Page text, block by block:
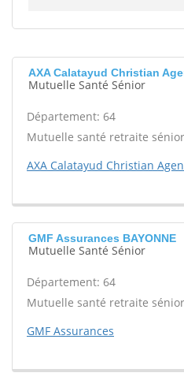
AXA Calatayud Christian
Mutuelle Santé Sénior
Département: 64
Mutuelle santé retraite sénior
AXA Calatayud Christian
GMF Assurances BAYONNE
Mutuelle Santé Sénior
Département: 64
Mutuelle santé retraite sénior
GMF Assurances